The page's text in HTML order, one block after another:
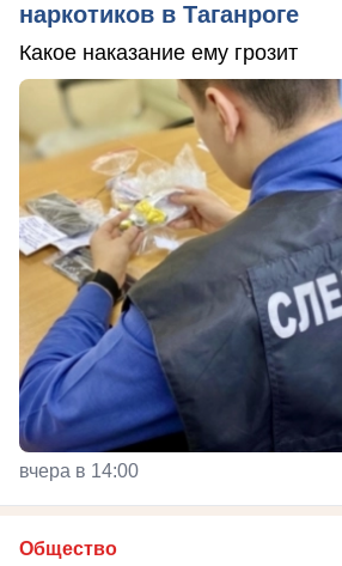
наркотиков в Таганроге
Какое наказание ему грозит
вчера в 14:00
Общество